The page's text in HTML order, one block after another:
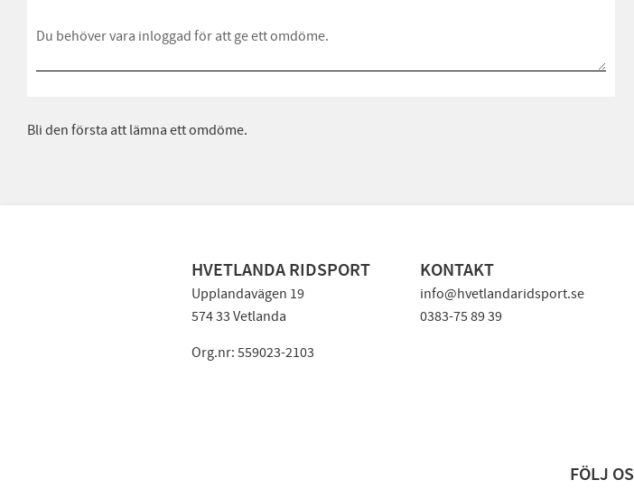
Bli den första att lämna ett omdöme.
HVETLANDA RIDSPORT
Upplandavägen 19
574 33 Vetlanda
Org.nr: 559023-2103
KONTAKT
info@hvetlandaridsport.se
0383-75 89 39
FÖLJ